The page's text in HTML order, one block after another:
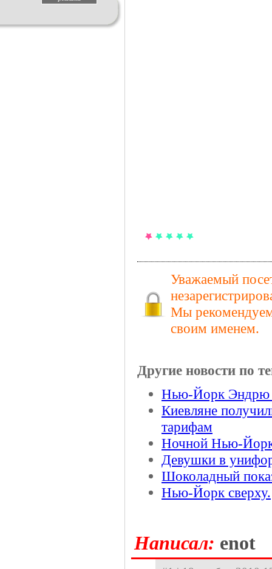
Уважаемый
Мы рекомендуем
своим именем.
Другие новости по
Нью-Йорк Эндрю
Киевляне
тарифам
Ночной Нью-
Девушки в
Шоколадный
Нью-Йорк сверху.
Hаписал: enot